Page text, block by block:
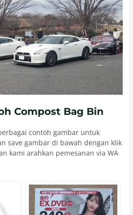
Compost Bag Bin
contoh gambar untuk
save gambar di bawah dengan klik
kami arahkan pemesanan via WA